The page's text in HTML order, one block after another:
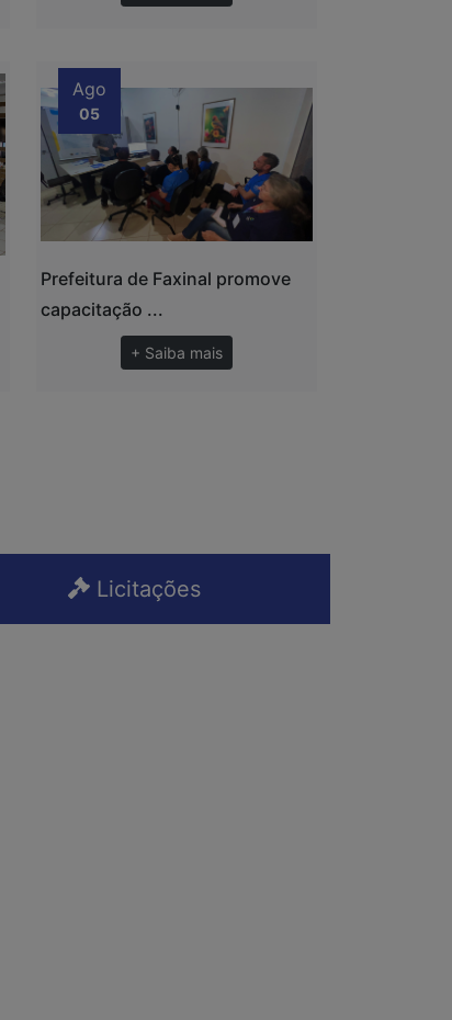
Ago
05
Prefeitura de Faxinal promove
capacitação ...
+ Saiba mais
Licitações